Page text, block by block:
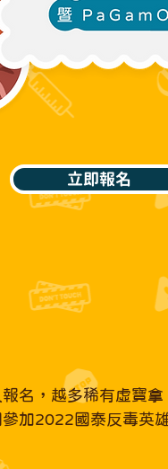
立即報名
名，越多稀有虛寶拿
加2022國泰反毒英